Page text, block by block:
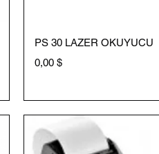
Schnellansicht
PS 30 LAZER OKUYUCU
Preis
0,00 $